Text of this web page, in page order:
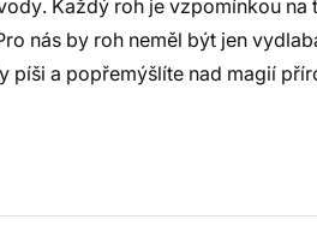
Každý roh je vzpomínkou na
nás by roh neměl být jen
píši a popřemýšlíte nad magií